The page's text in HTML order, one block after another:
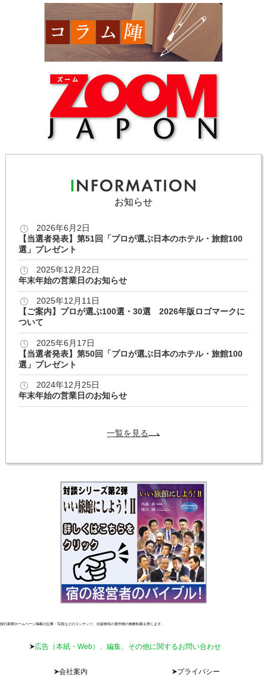
お知らせ
2026年6月2日
【当選者発表】第51回「プロが選ぶ日本のホテル・旅館100
選」プレゼント
2025年12月22日
年末年始の営業日のお知らせ
2025年12月11日
【ご案内】プロが選ぶ100選・30選 2026年版ロゴマークに
ついて
2025年6月17日
【当選者発表】第50回「プロが選ぶ日本のホテル・旅館100
選」プレゼント
2024年12月25日
年末年始の営業日のお知らせ
一覧を見る
旅行新聞ホームページ掲載の記事・写真などのコンテンツ、出版物等の著作物の無断転載を禁じます。
広告（本紙・Web）、編集、その他に関するお問い合わせ
会社案内
プライバシー